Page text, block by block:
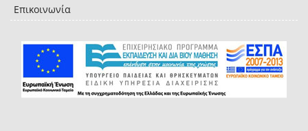
Επικοινωνία